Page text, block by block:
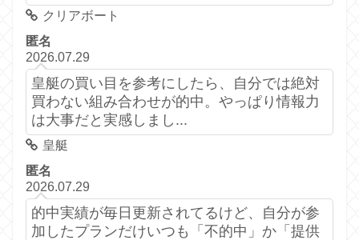
クリアボート
匿名
2026.07.29
皇艇の買い目を参考にしたら、自分では絶対
買わない組み合わせが的中。やっぱり情報力
は大事だと実感しまし...
皇艇
匿名
2026.07.29
的中実績が毎日更新されてるけど、自分が参
加したプランだけいつも「不的中」か「提供